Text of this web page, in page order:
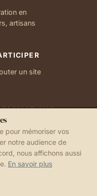
en
artisans
un site
pour mémoriser vos
notre audience de
nous affichons aussi
En savoir plus